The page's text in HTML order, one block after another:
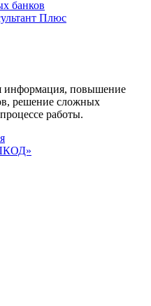
банков
Плюс
информация, повышение
решение сложных
работы.